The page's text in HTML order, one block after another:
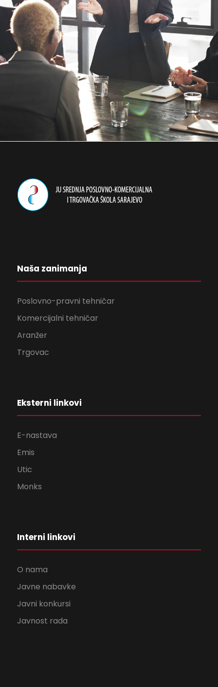
Business
Naša zanimanja
Poslovno-pravni tehničar
Komercijalni tehničar
Aranžer
Trgovac
Eksterni linkovi
E-nastava
Emis
Utic
Monks
Interni linkovi
O nama
Javne nabavke
Javni konkursi
Javnost rada